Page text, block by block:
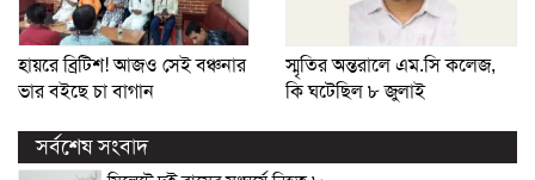
হায়রে ব্রিটিশ! আজও সেই বঞ্চনার
ভার বইছে চা বাগান
স্মৃতির অন্তরালে এম.সি কলেজ,
কি ঘটেছিল ৮ জুলাই
সর্বশেষ সংবাদ